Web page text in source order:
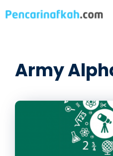
ke
Army